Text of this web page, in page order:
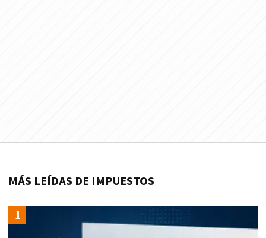
MÁS LEÍDAS DE IMPUESTOS